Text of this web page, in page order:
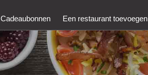
Cadeaubonnen Een restaurant toevoegen